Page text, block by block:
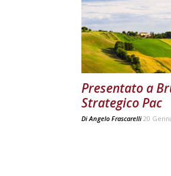
Presentato a
Strategico Pac
DiAngelo Frascarelli 20